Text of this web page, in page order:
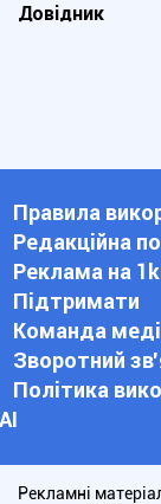
Довідник
Правила
Редакційна
Реклама на
Підтримати
Команда
Зворотний
Політика
АІ
Рекламні